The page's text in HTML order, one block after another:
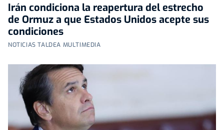
Irán condiciona la reapertura del estrecho
de Ormuz a que Estados Unidos acepte sus
condiciones
NOTICIAS TALDEA MULTIMEDIA